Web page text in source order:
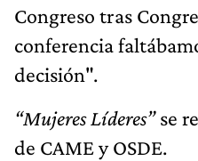
Congreso tras
conferencia
decisión".
“Mujeres Líderes”se
de CAME y OSDE.